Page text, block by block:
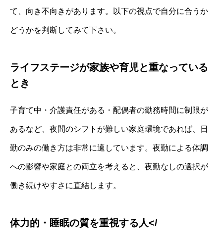
て、向き不向きがあります。以下の視点で自分に合うか
どうかを判断してみて下さい。
ライフステージが家族や育児と重なっている
とき
子育て中・介護責任がある・配偶者の勤務時間に制限が
あるなど、夜間のシフトが難しい家庭環境であれば、日
勤のみの働き方は非常に適しています。夜勤による体調
への影響や家庭との両立を考えると、夜勤なしの選択が
働き続けやすさに直結します。
体力的・睡眠の質を重視する人</